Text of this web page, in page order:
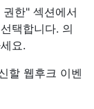
한" 섹션에서
택합니다. 의
요.
할 웹후크 이벤